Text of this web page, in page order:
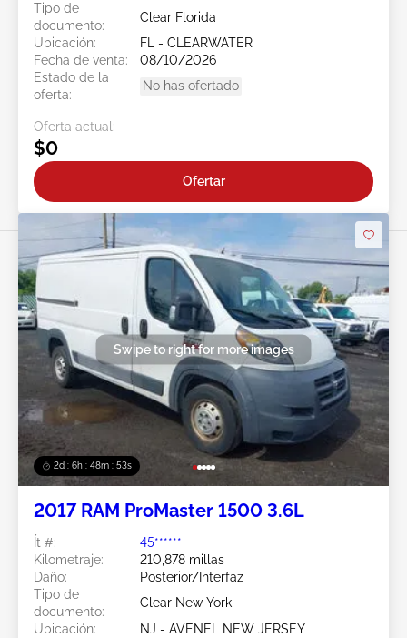
Tipo de
documento:
Clear Florida
Ubicación:
FL - CLEARWATER
Fecha de venta:
08/10/2026
Estado de la
oferta:
No has ofertado
Oferta actual:
$0
Ofertar
2d : 6h : 48m : 51s
Swipe to right for more images
2017 RAM ProMaster 1500 3.6L
Ít #:
45******
Kilometraje:
210,878 millas
Daño:
Posterior/Interfaz
Tipo de
documento:
Clear New York
Ubicación:
NJ - AVENEL NEW JERSEY